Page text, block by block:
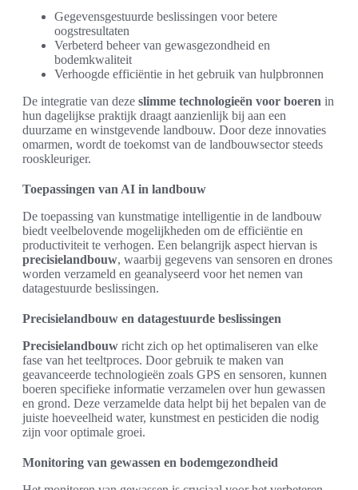
Gegevensgestuurde beslissingen voor betere
oogstresultaten
Verbeterd beheer van gewasgezondheid en
bodemkwaliteit
Verhoogde efficiëntie in het gebruik van hulpbronnen
De integratie van deze slimme technologieën voor boeren in
hun dagelijkse praktijk draagt aanzienlijk bij aan een
duurzame en winstgevende landbouw. Door deze innovaties
omarmen, wordt de toekomst van de landbouwsector steeds
rooskleuriger.
Toepassingen van AI in landbouw
De toepassing van kunstmatige intelligentie in de landbouw
biedt veelbelovende mogelijkheden om de efficiëntie en
productiviteit te verhogen. Een belangrijk aspect hiervan is
precisielandbouw, waarbij gegevens van sensoren en drones
worden verzameld en geanalyseerd voor het nemen van
datagestuurde beslissingen.
Precisielandbouw en datagestuurde beslissingen
Precisielandbouw richt zich op het optimaliseren van elke
fase van het teeltproces. Door gebruik te maken van
geavanceerde technologieën zoals GPS en sensoren, kunnen
boeren specifieke informatie verzamelen over hun gewassen
en grond. Deze verzamelde data helpt bij het bepalen van de
juiste hoeveelheid water, kunstmest en pesticiden die nodig
zijn voor optimale groei.
Monitoring van gewassen en bodemgezondheid